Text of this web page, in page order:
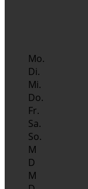
Mo.
Di.
Mi.
Do.
Fr.
Sa.
So.
M
D
M